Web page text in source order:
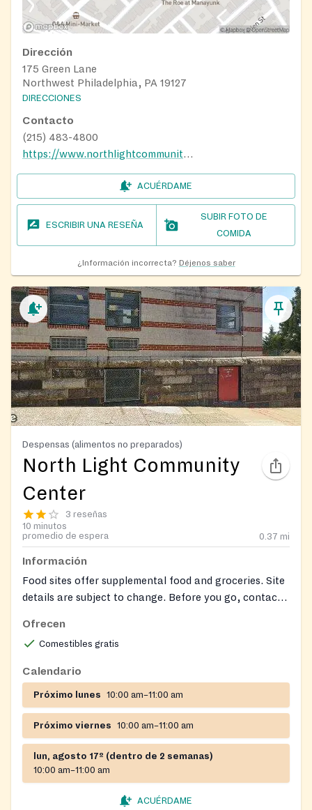
Dirección
175 Green Lane
Northwest Philadelphia, PA 19127
DIRECCIONES
Contacto
(215) 483-4800
https://www.northlightcommunitycenter.org/events/categories/food-pantry/
ACUÉRDAME
ESCRIBIR UNA RESEÑA
SUBIR FOTO DE
COMIDA
¿Información incorrecta? Déjenos saber
Despensas (alimentos no preparados)
North Light Community
Center
3 reseñas
10 minutos
promedio de espera
0.37 mi
Información
Food sites offer supplemental food and groceries. Site
details are subject to change. Before you go, contact
Verification of address and income via the Food
Pantry Application are required at initial intake and
annually.https://northlightcommunitycenter.org/wp-
content/uploads/2026/01/Food-Pantry-Application-
2023.pdf
Ofrecen
Comestibles gratis
Calendario
Próximo lunes 10:00 am–11:00 am
Próximo viernes 10:00 am–11:00 am
lun, agosto 17º (dentro de 2 semanas)
10:00 am–11:00 am
ACUÉRDAME